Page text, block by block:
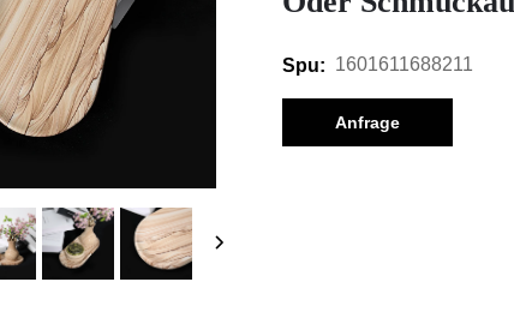
Spu: 1601611688211
Anfrage